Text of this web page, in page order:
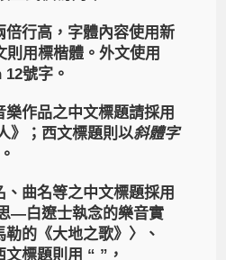
倍行高，字體內容使用新
則用標楷體。外文使用
號字。
作品之中文標題請採用
》； 西文標題則以斜體字
。
、曲名等之中文標題採用
—白遼士執念的樂音實
的《大地之歌》〉、
文標題則用 “ ”，